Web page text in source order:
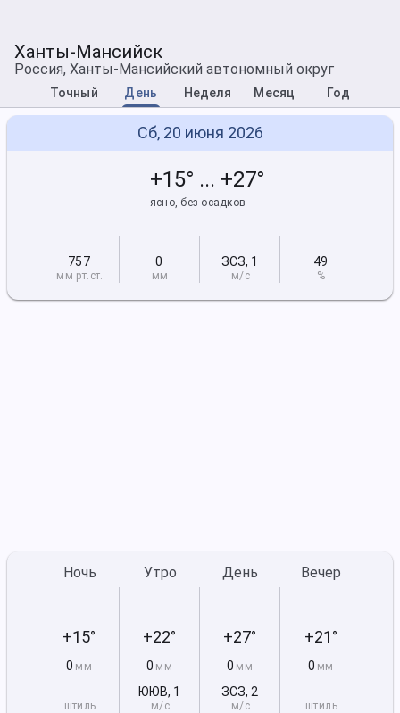
Ханты-Мансийск
Россия, Ханты-Мансийский автономный округ
Точный День Неделя Месяц Год
Сб, 20 июня 2026
+15° ... +27°
ясно, без осадков
757
мм рт.ст.
0
мм
ЗСЗ, 1
м/с
49
%
Ночь
+15°
0 мм
штиль
Утро
+22°
0 мм
ЮЮВ, 1
м/с
День
+27°
0 мм
ЗСЗ, 2
м/с
Вечер
+21°
0 мм
штиль